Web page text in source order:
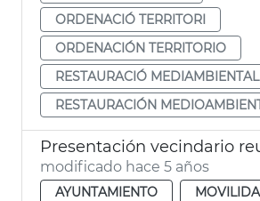
ORDENACIÓ TERRITORI
ORDENACIÓN TERRITORIO
RESTAURACIÓ MEDIAMBIENTAL
RESTAURACIÓN
modificado hace 5 años
AYUNTAMIENTO